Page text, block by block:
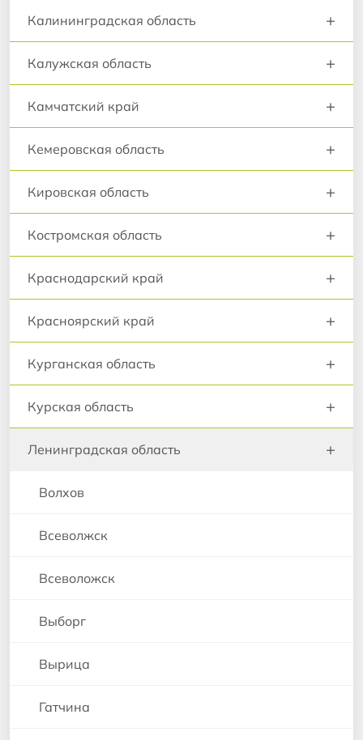
Калининградская область +
Калужская область +
Камчатский край +
Кемеровская область +
Кировская область +
Костромская область +
Краснодарский край +
Красноярский край +
Курганская область +
Курская область +
Ленинградская область +
Волхов
Всеволжск
Всеволожск
Выборг
Вырица
Гатчина